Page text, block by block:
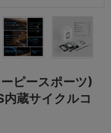
ピースポーツ)
蔵サイクルコ